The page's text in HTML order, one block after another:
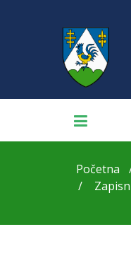
Početna